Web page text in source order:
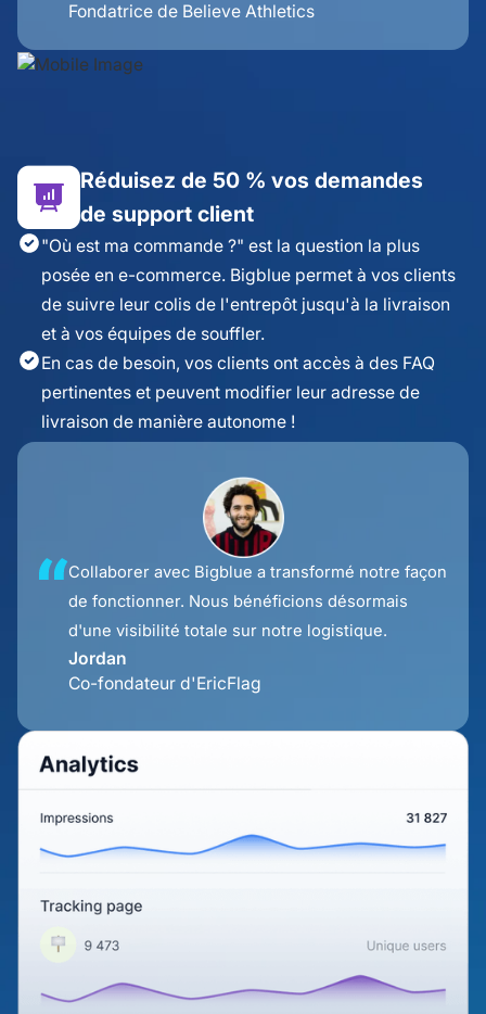
Fondatrice de Believe Athletics
Réduisez de 50 % vos demandes
de support client
"Où est ma commande ?" est la question la plus
posée en e-commerce. Bigblue permet à vos clients
de suivre leur colis de l'entrepôt jusqu'à la livraison
et à vos équipes de souffler.
En cas de besoin, vos clients ont accès à des FAQ
pertinentes et peuvent modifier leur adresse de
livraison de manière autonome !
Collaborer avec Bigblue a transformé notre façon
de fonctionner. Nous bénéficions désormais
d'une visibilité totale sur notre logistique.
Jordan
Co-fondateur d'EricFlag